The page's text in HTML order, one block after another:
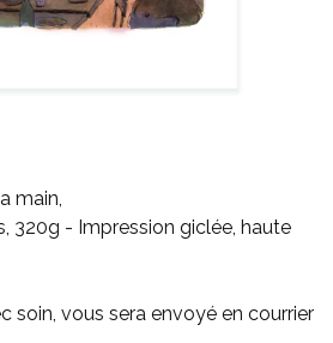
main,
320g - Impression giclée, haute
soin, vous sera envoyé en courrier